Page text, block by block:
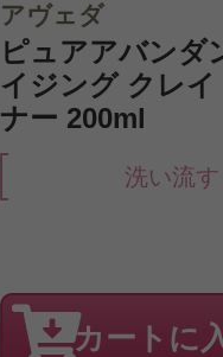
アヴェダ
ピュアアバンダ
イジング クレ
ナー 200ml
洗い流
カートに